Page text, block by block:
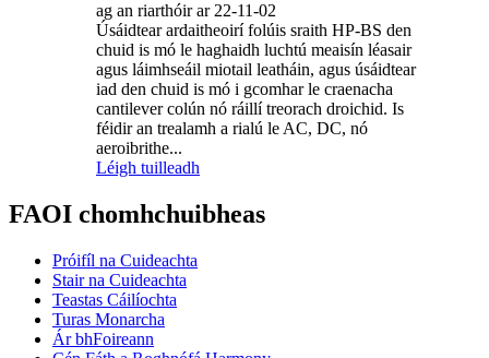
ag an riarthóir ar 22-11-02
Úsáidtear ardaitheoirí folúis sraith HP-BS den
chuid is mó le haghaidh luchtú meaisín léasair
agus láimhseáil miotail leatháin, agus úsáidtear
iad den chuid is mó i gcomhar le craenacha
cantilever colún nó ráillí treorach droichid. Is
féidir an trealamh a rialú le AC, DC, nó
aeroibrithe...
Léigh tuilleadh
FAOI chomhchuibheas
Próifíl na Cuideachta
Stair na Cuideachta
Teastas Cáilíochta
Turas Monarcha
Ár bhFoireann